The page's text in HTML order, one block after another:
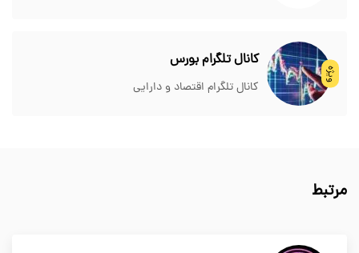
ویژه
کانال تلگرام بورس
کانال تلگرام اقتصاد و دارایی
مرتبط